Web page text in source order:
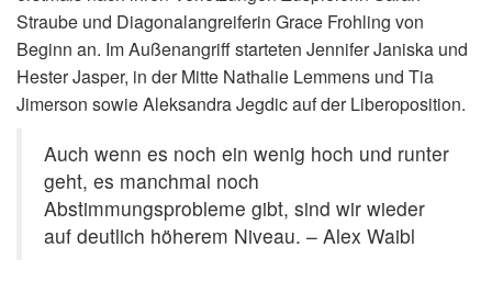
Straube und Diagonalangreiferin Grace Frohling von
Beginn an. Im Außenangriff starteten Jennifer Janiska und
Hester Jasper, in der Mitte Nathalie Lemmens und Tia
Jimerson sowie Aleksandra Jegdic auf der Liberoposition.
Auch wenn es noch ein wenig hoch und runter
geht, es manchmal noch
Abstimmungsprobleme gibt, sind wir wieder
auf deutlich höherem Niveau. – Alex Waibl